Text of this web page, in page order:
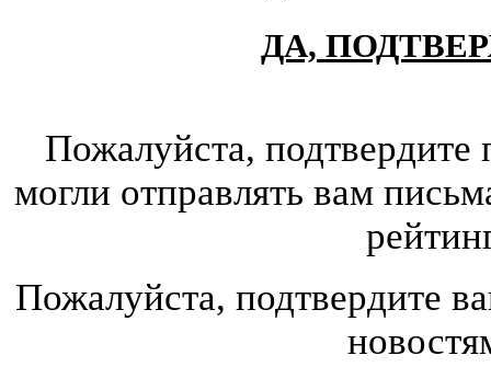
ДА,
Пожалуйста,
могли отправлять вам
Пожалуйста, подтвердите